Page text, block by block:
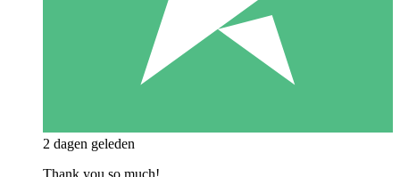
2 dagen geleden
Thank you so much!